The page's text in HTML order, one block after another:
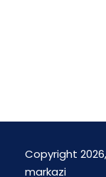
Copyright
markazi